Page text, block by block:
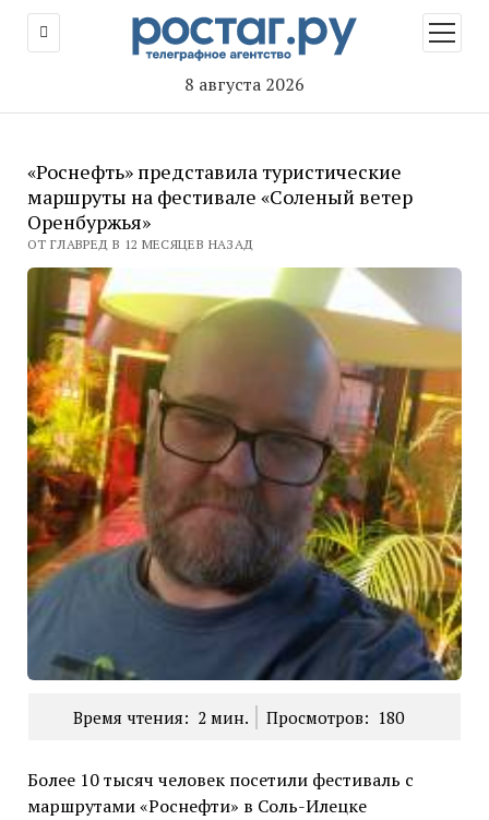
8 августа 2026
меню
«Роснефть» представила туристические
маршруты на фестивале «Соленый ветер
Оренбуржья»
ОТ ГЛАВРЕД В 12 МЕСЯЦЕВ НАЗАД
Время чтения: 2 мин. Просмотров: 180
Более 10 тысяч человек посетили фестиваль с
маршрутами «Роснефти» в Соль-Илецке